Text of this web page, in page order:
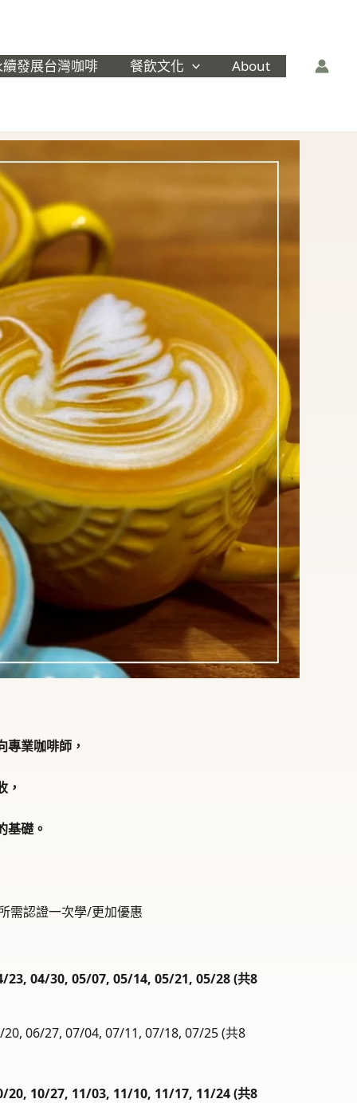
發展台灣咖啡 餐飲文化 About
專業咖啡師，
，
基礎。
需認證一次學/更加優惠
23, 04/30, 05/07, 05/14, 05/21, 05/28 (共8
06/27, 07/04, 07/11, 07/18, 07/25 (共8
20, 10/27, 11/03, 11/10, 11/17, 11/24 (共8